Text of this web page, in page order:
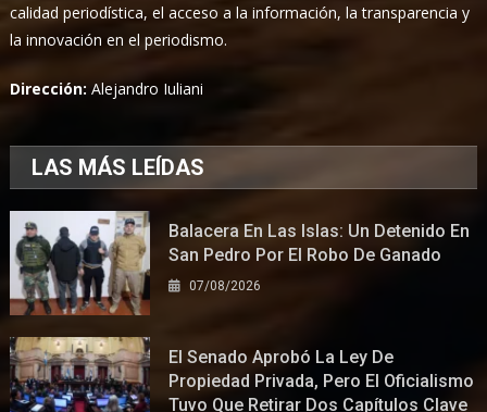
calidad periodística, el acceso a la información, la transparencia y
la innovación en el periodismo.
Dirección:Alejandro Iuliani
LAS MÁS LEÍDAS
Balacera En Las Islas: Un Detenido En
San Pedro Por El Robo De Ganado
07/08/2026
El Senado Aprobó La Ley De
Propiedad Privada, Pero El Oficialismo
Tuvo Que Retirar Dos Capítulos Clave